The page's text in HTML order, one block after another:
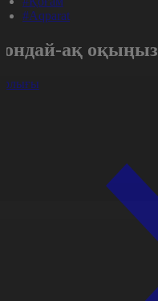
#Aqparat
ақ оқыңыз